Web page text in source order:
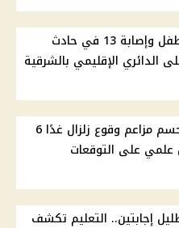
بالأسماء.. مصرع طفل وإصابة 13 في حادث
الدائري الإقليمي بالشرقية
البحوث الفلكية تحسم مزاعم وقوع زلزال غدًا 6
على التوقعات
إجابتين.. التعليم تكشف